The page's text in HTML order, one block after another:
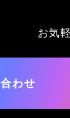
お気
わせ